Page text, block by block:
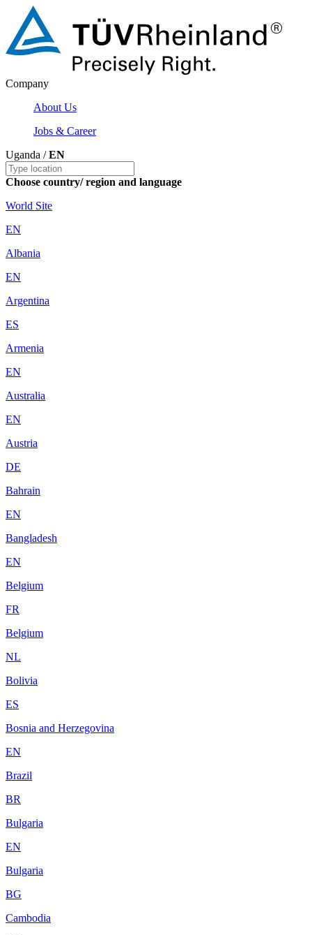
Company
About Us
Jobs & Career
Uganda /EN
Choose country/ region and language
World Site
EN
Albania
EN
Argentina
ES
Armenia
EN
Australia
EN
Austria
DE
Bahrain
EN
Bangladesh
EN
Belgium
FR
Belgium
NL
Bolivia
ES
Bosnia and Herzegovina
EN
Brazil
BR
Bulgaria
EN
Bulgaria
BG
Cambodia